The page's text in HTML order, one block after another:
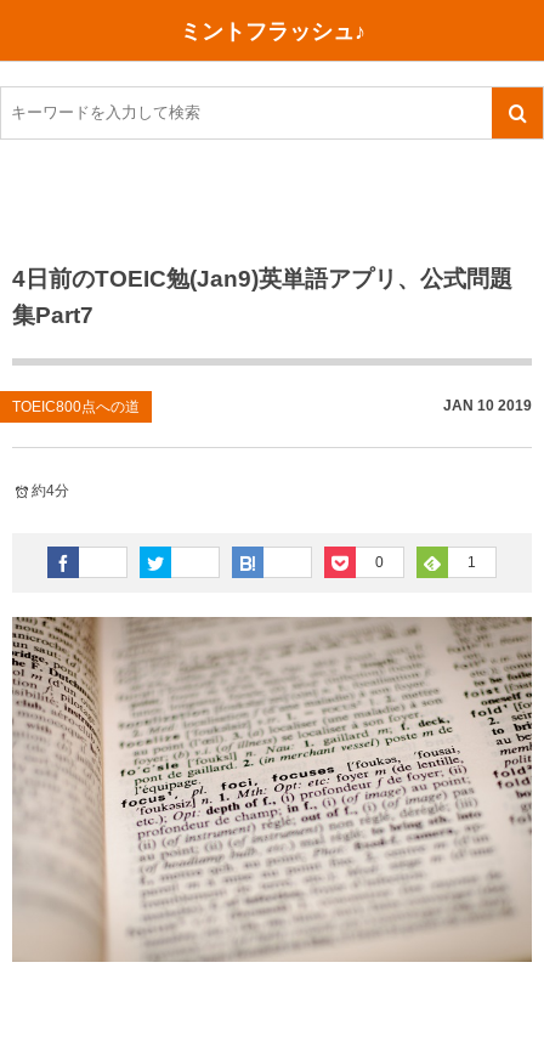
ミントフラッシュ♪
4日前のTOEIC勉(Jan9)英単語アプリ、公式問題
集Part7
TOEIC800点への道 JAN 10 2019
約4分
0 1
TOEIC感想・結果
TOEIC800点への道
TOEIC（作戦・ノウハウなど）
TOEIC700点への道
英単語
その他英語関連
今日買った本
ご朱印帳めぐり
川越（埼玉県）
沖縄
神戸
行ってきたあれこれ
旅行関連あれこれ
ファスティング
コスメ
ダイエット
健康あれこれ
美容あれこれ
食べ物
今日の一枚
月、星、宇宙